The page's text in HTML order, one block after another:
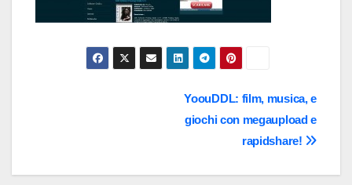
YoouDDL: film, musica, e
giochi con megaupload e
rapidshare!